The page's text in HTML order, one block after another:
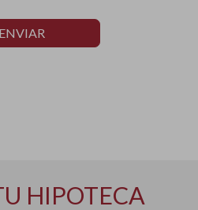
ENVIAR
HIPOTECA